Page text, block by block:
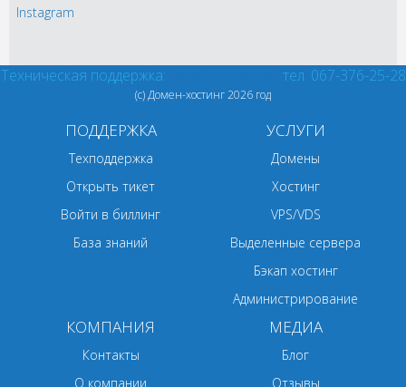
Instagram
Техническая поддержка: тел. 067-376-25-28
(с) Домен-хостинг2026 год
ПОДДЕРЖКА
Техподдержка
Открыть тикет
Войти в биллинг
База знаний
УСЛУГИ
Домены
Хостинг
VPS/VDS
Выделенные сервера
Бэкап хостинг
Администрирование
КОМПАНИЯ
Контакты
О компании
МЕДИА
Блог
Отзывы